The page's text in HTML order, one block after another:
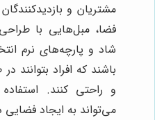
مشتریان و
فضا، مبل‌هایی با
شاد و پارچه‌های نرم
باشند که افراد
و راحتی کنند.
می‌تواند به ایجاد فضایی